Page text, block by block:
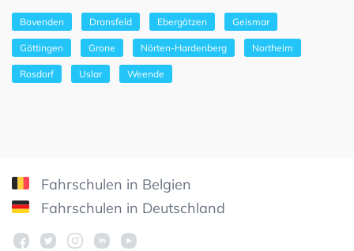
Bovenden Dransfeld Ebergötzen Geismar
Göttingen Grone Nörten-Hardenberg Northeim
Rosdorf Uslar Weende
Fahrschulen in Belgien
Fahrschulen in Deutschland